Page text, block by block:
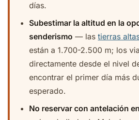
días.
Subestimar la altitud en la
senderismo — las tierras
están a 1.700-2.500 m; los
directamente desde el nivel
encontrar el primer día más
esperado.
No reservar con antelación